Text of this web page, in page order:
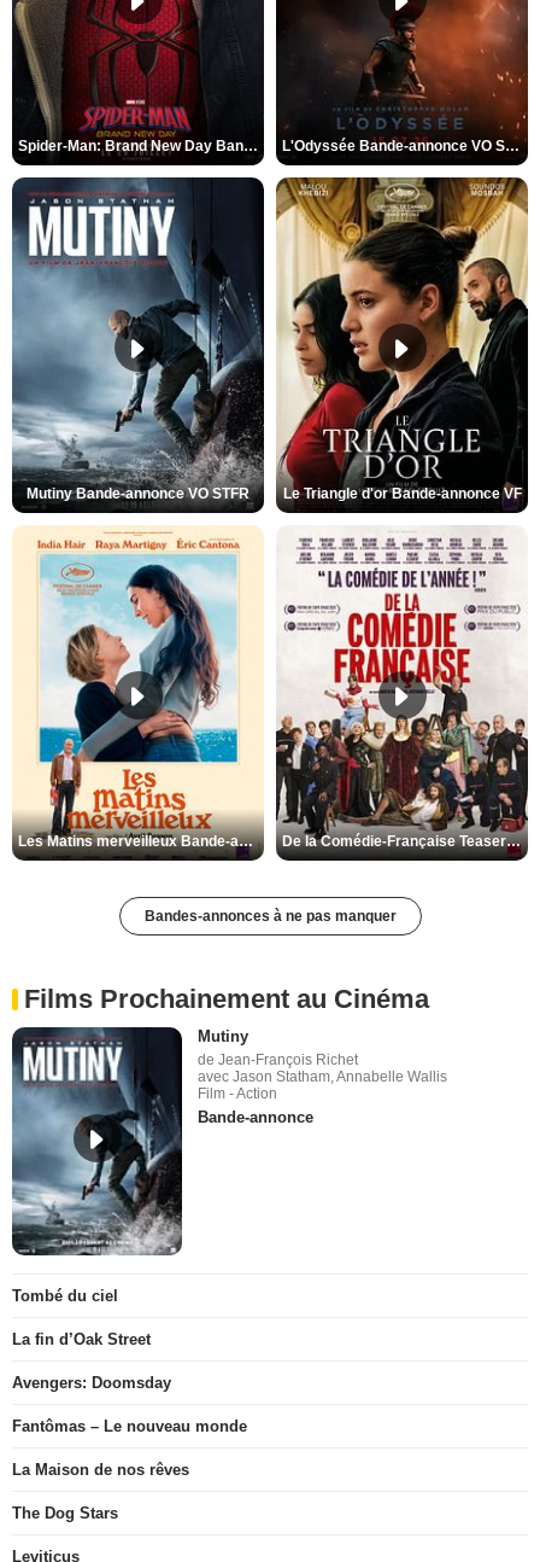
Spider-Man: Brand New Day Bande-annonce VO STFR L'Odyssée Bande-annonce VO STFR
Mutiny Bande-annonce VO STFR Le Triangle d'or Bande-annonce VF
Les Matins merveilleux Bande-annonce VF De la Comédie-Française Teaser VF
Bandes-annonces à ne pas manquer
Films Prochainement au Cinéma
Mutiny
de Jean-François Richet
avec Jason Statham, Annabelle Wallis
Film - Action
Bande-annonce
Tombé du ciel
La fin d’Oak Street
Avengers: Doomsday
Fantômas – Le nouveau monde
La Maison de nos rêves
The Dog Stars
Leviticus